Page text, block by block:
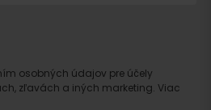
osobných údajov pre účely
zľavách a iných marketing. Viac